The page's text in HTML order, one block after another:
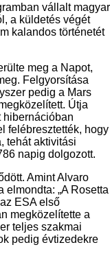
vállalt magyar
a küldetés végét
kalandos történetét
meg a Napot,
Felgyorsítása
pedig a Mars
Útja
hibernációban
felébresztették, hogy
tehát aktivitási
napig dolgozott.
Amint Alvaro
„A Rosetta
ESA első
megközelítette a
teljes szakmai
pedig évtizedekre